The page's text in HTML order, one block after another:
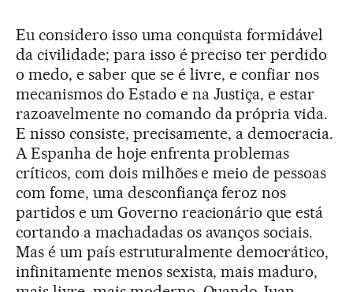
Eu considero isso uma conquista formidável
da civilidade; para isso é preciso ter perdido
o medo, e saber que se é livre, e confiar nos
mecanismos do Estado e na Justiça, e estar
razoavelmente no comando da própria vida.
E nisso consiste, precisamente, a democracia.
A Espanha de hoje enfrenta problemas
críticos, com dois milhões e meio de pessoas
com fome, uma desconfiança feroz nos
partidos e um Governo reacionário que está
cortando a machadadas os avanços sociais.
Mas é um país estruturalmente democrático,
infinitamente menos sexista, mais maduro,